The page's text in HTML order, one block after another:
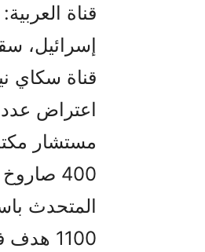
إسرائيل،
اعتراض عدد
مستشار
400 صاروخ باليستي ومئات الطائرات المسيّرة باتجاه إسرائيل.
المتحدث
1100 هدف في أنحاء إيران.